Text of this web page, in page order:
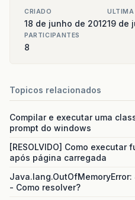
CRIADO
18 de junho de 2012
ULTIMA
19 de
PARTICIPANTES
8
Topicos relacionados
Compilar e executar uma
prompt do windows
[RESOLVIDO] Como executar
após página carregada
- Como resolver?